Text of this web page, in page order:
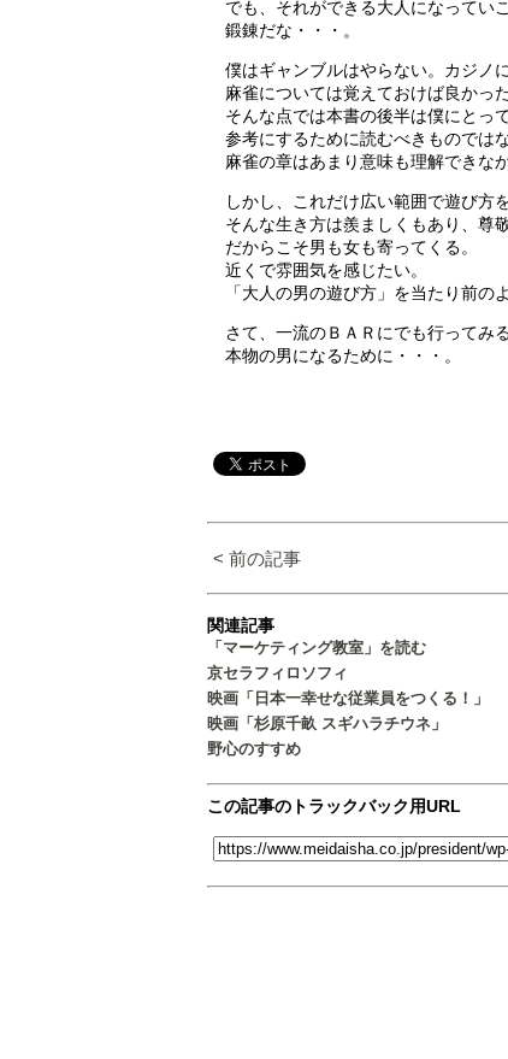
でも、それができる大人になってい
鍛錬だな・・・。
僕はギャンブルはやらない。カジノ
麻雀については覚えておけば良かっ
そんな点では本書の後半は僕にとっ
参考にするために読むべきものでは
麻雀の章はあまり意味も理解できなか
しかし、これだけ広い範囲で遊び方
そんな生き方は羨ましくもあり、尊
だからこそ男も女も寄ってくる。
近くで雰囲気を感じたい。
「大人の男の遊び方」を当たり前の
さて、一流のＢＡＲにでも行ってみる
本物の男になるために・・・。
< 前の記事
関連記事
「マーケティング教室」を読む
京セラフィロソフィ
映画「日本一幸せな従業員をつくる！」
映画「杉原千畝 スギハラチウネ」
野心のすすめ
この記事のトラックバック用URL